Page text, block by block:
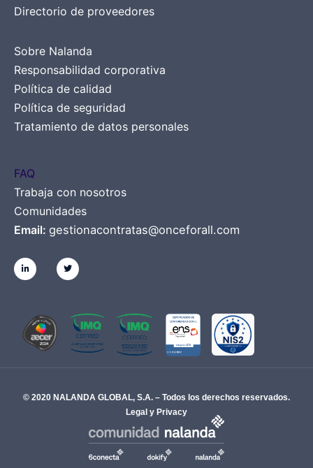
Directorio de proveedores
Sobre Nalanda
Responsabilidad corporativa
Política de calidad
Política de seguridad
Tratamiento de datos personales
FAQ
Trabaja con nosotros
Comunidades
Email: gestionacontratas@onceforall.com
© 2020 NALANDA GLOBAL, S.A. – Todos los derechos reservados.
Legal y Privacy